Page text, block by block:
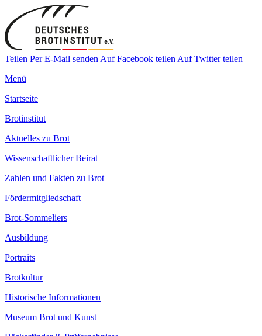
Teilen Per E-Mail senden Auf Facebook teilen Auf Twitter teilen
Menü
Startseite
Brotinstitut
Aktuelles zu Brot
Wissenschaftlicher Beirat
Zahlen und Fakten zu Brot
Fördermitgliedschaft
Brot-Sommeliers
Ausbildung
Portraits
Brotkultur
Historische Informationen
Museum Brot und Kunst